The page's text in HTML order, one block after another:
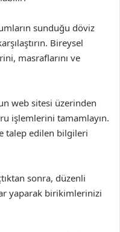
sunduğu döviz
Bireysel
masraflarını ve
web sitesi üzerinden
işlemlerini tamamlayın.
talep edilen bilgileri
sonra, düzenli
yaparak birikimlerinizi